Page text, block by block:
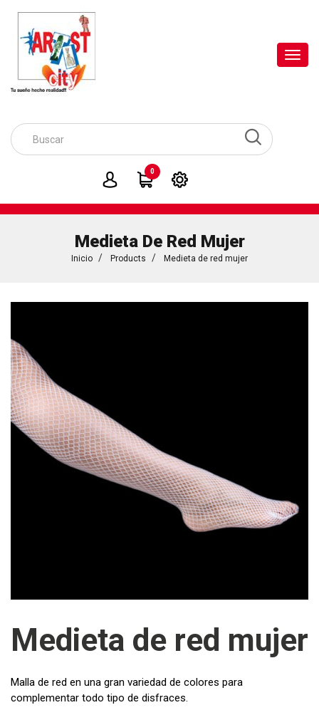
0
Medieta De Red Mujer
Inicio Products Medieta de red mujer
Medieta de red mujer
Malla de red en una gran variedad de colores para
complementar todo tipo de disfraces.